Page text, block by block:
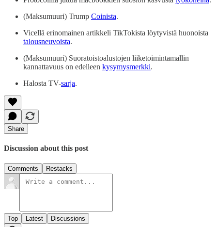
(Maksumuuri) Trump Coinista.
Vicellä erinomainen artikkeli TikTokista löytyvistä huonoista
talousneuvoista.
(Maksumuuri) Suoratoistoalustojen liiketoimintamallin
kannattavuus on edelleen kysymysmerkki.
Halosta TV-sarja.
Share
Discussion about this post
Comments Restacks
Top Latest Discussions